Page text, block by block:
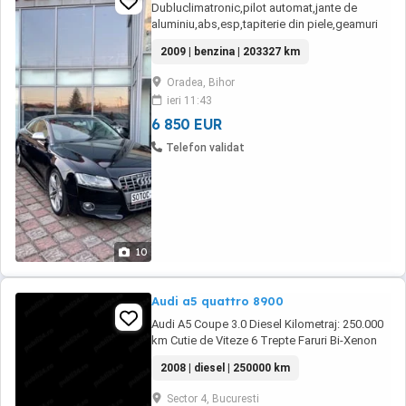
10
Dubluclimatronic,pilot automat,jante de
aluminiu,abs,esp,tapiterie din piele,geamuri
din piele,cotiera fata + spate ,scaune fata
acționate electric,pachet Sline ,xenon,senzori
lumina și ploaie,8x airbag,scaune sport
oglinzi electrice și încălzite,radio cd,bord ...
2009 | benzina | 203327 km
Oradea, Bihor
ieri 11:43
6 850 EUR
Telefon validat
Audi a5 quattro 8900
Audi A5 Coupe 3.0 Diesel Kilometraj: 250.000
km Cutie de Viteze 6 Trepte Faruri Bi-Xenon
Bluetooth MP3 MP4 Mufa Auxiliar Slot Card
Memorie Scaune Sport Senzori de Parcare
2008 | diesel | 250000 km
Sector 4, Bucuresti